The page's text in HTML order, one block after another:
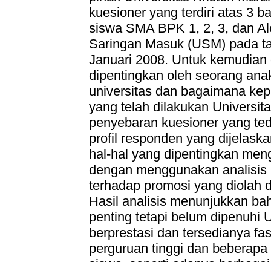
kuesioner yang terdiri atas 3
siswa SMA BPK 1, 2, 3, dan
Saringan Masuk (USM) pada
Januari 2008. Untuk
dipentingkan oleh seorang
universitas dan bagaimana
yang telah dilakukan
penyebaran kuesioner yang
profil responden yang
hal-hal yang dipentingkan
dengan menggunakan
terhadap promosi yang diolah
Hasil analisis menunjukkan
penting tetapi belum dipenuhi
berprestasi dan tersedianya
perguruan tinggi dan